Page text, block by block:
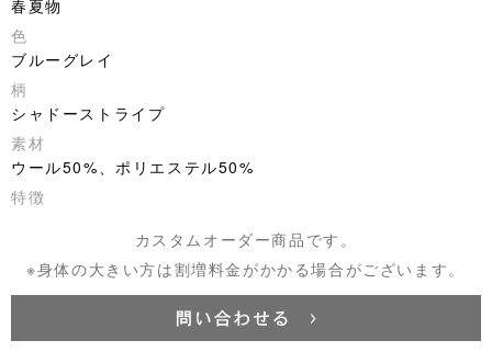
春夏物
色
ブルーグレイ
柄
シャドーストライプ
素材
ウール50%、ポリエステル50%
特徴
カスタムオーダー商品です。
※身体の大きい方は割増料金がかかる場合がございます。